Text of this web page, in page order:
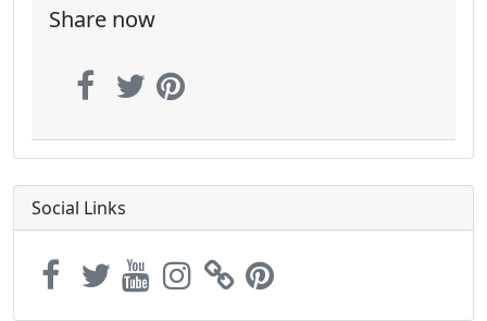
Share now
Social Links